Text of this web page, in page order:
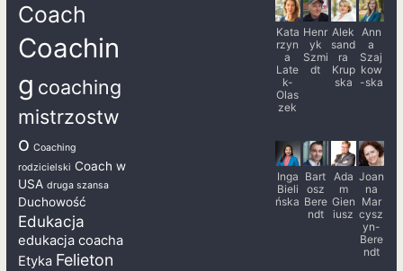
Coach
Coachin
g coaching
mistrzostw
o Coaching
rodzicielski Coach w
USA druga szansa
Duchowość
Edukacja
edukacja coacha
Etyka Felieton
Kata
rzyn
a
Late
k-
Olas
zek
Henr
yk
Szmi
dt
Alek
sand
ra
Krup
ska
Ann
a
Szaj
kow
-ska
Inga
Bieli
ńska
Bart
osz
Bere
ndt
Ada
m
Gien
iusz
Joan
na
Mar
cysz
yn-
Bere
ndt